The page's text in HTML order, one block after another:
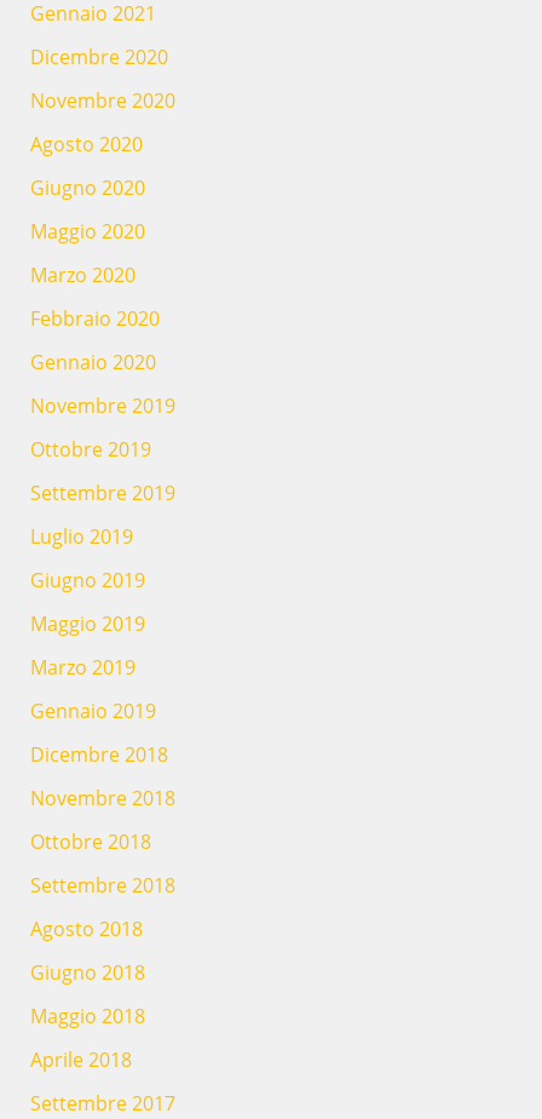
Gennaio 2021
Dicembre 2020
Novembre 2020
Agosto 2020
Giugno 2020
Maggio 2020
Marzo 2020
Febbraio 2020
Gennaio 2020
Novembre 2019
Ottobre 2019
Settembre 2019
Luglio 2019
Giugno 2019
Maggio 2019
Marzo 2019
Gennaio 2019
Dicembre 2018
Novembre 2018
Ottobre 2018
Settembre 2018
Agosto 2018
Giugno 2018
Maggio 2018
Aprile 2018
Settembre 2017